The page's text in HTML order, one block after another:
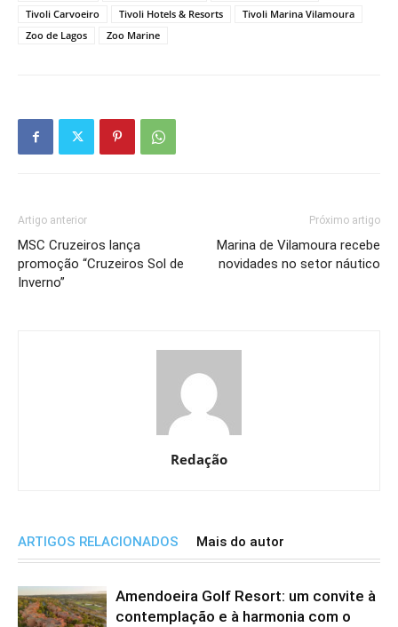
Tivoli Carvoeiro
Tivoli Hotels & Resorts
Tivoli Marina Vilamoura
Zoo de Lagos
Zoo Marine
Artigo anterior
MSC Cruzeiros lança
promoção “Cruzeiros Sol de
Inverno”
Próximo artigo
Marina de Vilamoura recebe
novidades no setor náutico
Redação
ARTIGOS RELACIONADOS Mais do autor
Amendoeira Golf Resort: um convite à
contemplação e à harmonia com o